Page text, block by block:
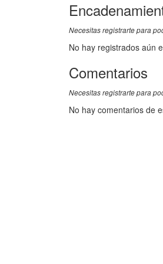
Necesitas registrarte para
No hay registrados aún
Comentarios
Necesitas registrarte para
No hay comentarios de